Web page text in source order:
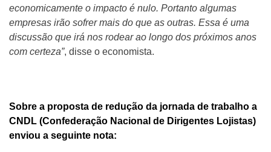
economicamente o impacto é nulo. Portanto algumas
empresas irão sofrer mais do que as outras. Essa é uma
discussão que irá nos rodear ao longo dos próximos anos
com certeza”, disse o economista.
Sobre a proposta de redução da jornada de trabalho a
CNDL (Confederação Nacional de Dirigentes Lojistas)
enviou a seguinte nota: